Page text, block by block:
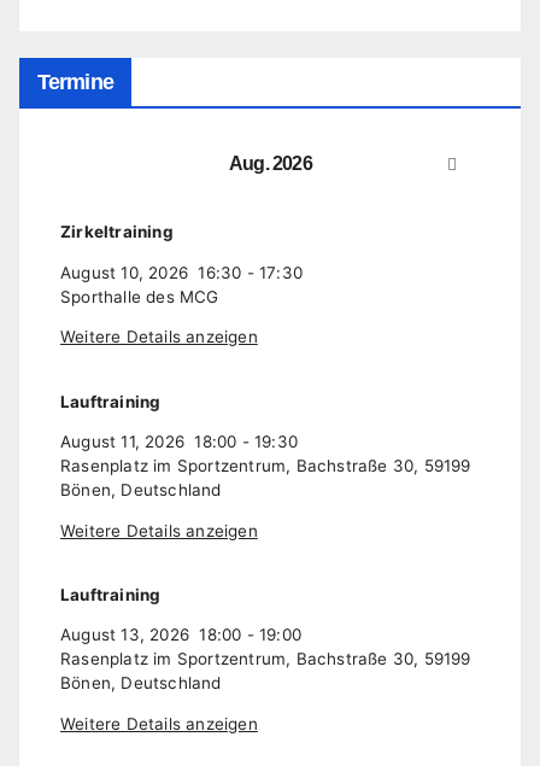
Termine
Aug. 2026
Zirkeltraining
August 10, 2026 16:30 -17:30
Sporthalle des MCG
Weitere Details anzeigen
Lauftraining
August 11, 2026 18:00 -19:30
Rasenplatz im Sportzentrum, Bachstraße 30, 59199
Bönen, Deutschland
Weitere Details anzeigen
Lauftraining
August 13, 2026 18:00 -19:00
Rasenplatz im Sportzentrum, Bachstraße 30, 59199
Bönen, Deutschland
Weitere Details anzeigen